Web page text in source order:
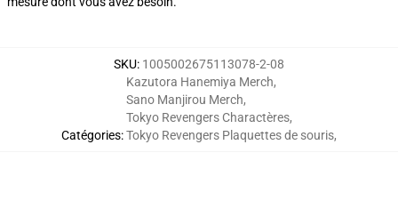
SKU: 1005002675113078-2-08
Catégories:
Kazutora Hanemiya Merch,
Sano Manjirou Merch,
Tokyo Revengers Charactères,
Tokyo Revengers Plaquettes de souris,